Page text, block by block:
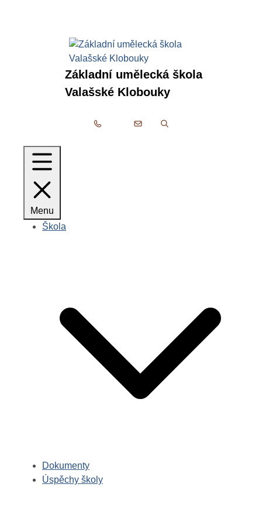
Základní umělecká škola
Valašské Klobouky
+420 577 320 180zusvk@seznam.cz
Menu
Škola
Dokumenty
Úspěchy školy